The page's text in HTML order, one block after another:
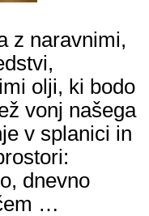
z naravnimi,
olji, ki bodo
vonj našega
v splanici in
dnevno
…